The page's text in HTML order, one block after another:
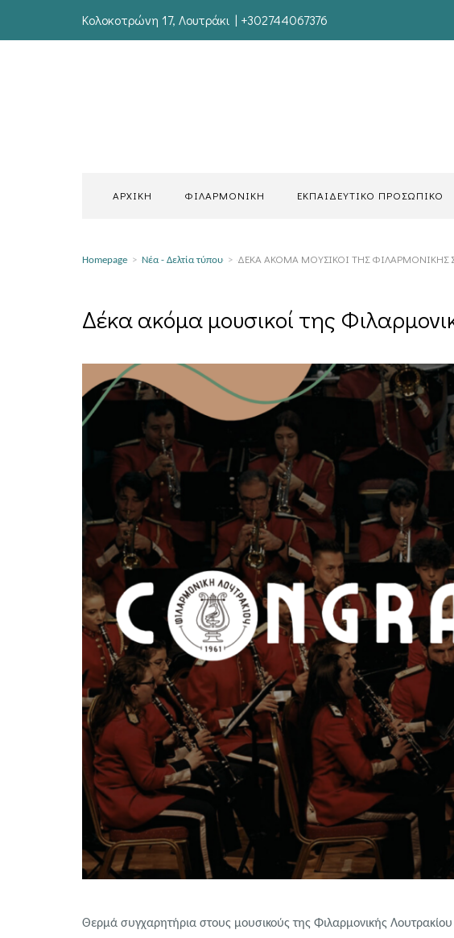
Κολοκοτρώνη 17, Λουτράκι | +302744067376
ΑΡΧΙΚΗ ΦΙΛΑΡΜΟΝΙΚΗ ΕΚΠΑΙΔΕΥΤΙΚΟ ΠΡΟΣΩΠΙΚΟ
Homepage > Νέα - Δελτία τύπου > ΔΈΚΑ ΑΚΌΜΑ ΜΟΥΣΙΚΟΊ ΤΗΣ ΦΙΛΑΡΜΟΝΙΚΉΣ
Δέκα ακόμα μουσικοί της
Θερμά συγχαρητήρια στους μουσικούς της Φιλαρμονικής